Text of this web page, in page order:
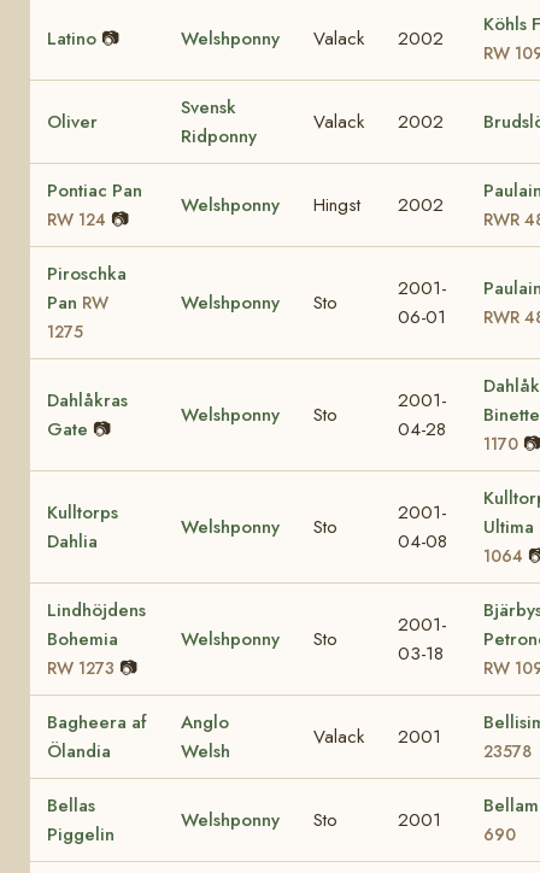
Latino 📷 Welshponny Valack 2002
Köhls
RW
Oliver
Svensk
Ridponny
Valack 2002
Pontiac Pan
RW 124 📷
Welshponny Hingst 2002
RWR
Piroschka
Pan RW
1275
Welshponny Sto
2001-
06-01
RWR
Dahlåkras
Gate 📷
Welshponny Sto
2001-
04-28
1170 📷
Kulltorps
Dahlia
Welshponny Sto
2001-
04-08
Ultima
1064
Lindhöjdens
Bohemia
RW 1273 📷
Welshponny Sto
2001-
03-18
RW
Bagheera af
Ölandia
Anglo
Welsh
Valack 2001
23578
Bellas
Piggelin
Welshponny Sto 2001
690